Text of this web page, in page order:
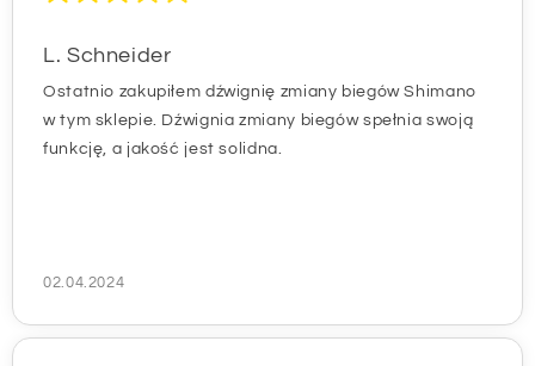
L. Schneider
Ostatnio zakupiłem dźwignię zmiany biegów Shimano
w tym sklepie. Dźwignia zmiany biegów spełnia swoją
funkcję, a jakość jest solidna.
02.04.2024